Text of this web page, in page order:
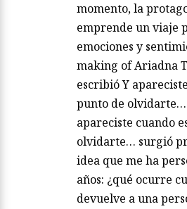
momento, la
emprende un viaje
emociones y
making of Ariadna
escribió Y
punto de
apareciste cuando
olvidarte… surgió
idea que me ha
años: ¿qué ocurre
devuelve a una